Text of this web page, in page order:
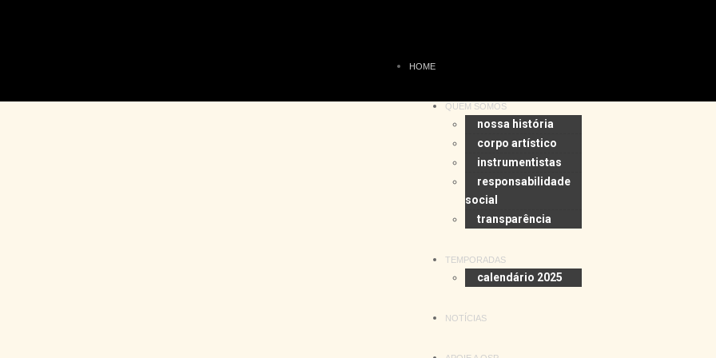
HOME
QUEM SOMOS
nossa história
corpo artístico
instrumentistas
responsabilidade
social
transparência
TEMPORADAS
calendário 2025
NOTÍCIAS